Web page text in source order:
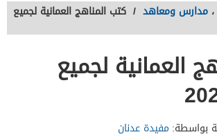
، مدارس ومعاهد / كتب المناهج العمانية لجميع
العمانية لجميع
بواسطة: مفيدة عدنان